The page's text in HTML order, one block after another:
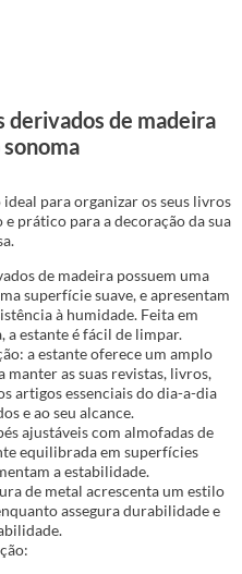
de madeira
para organizar os seus livros
prático para a decoração da sua
de madeira possuem uma
superfície suave, e apresentam
à humidade. Feita em
a estante é fácil de limpar.
a estante oferece um amplo
manter as suas revistas, livros,
artigos essenciais do dia-a-dia
e ao seu alcance.
ajustáveis com almofadas de
equilibrada em superfícies
a estabilidade.
de metal acrescenta um estilo
assegura durabilidade e